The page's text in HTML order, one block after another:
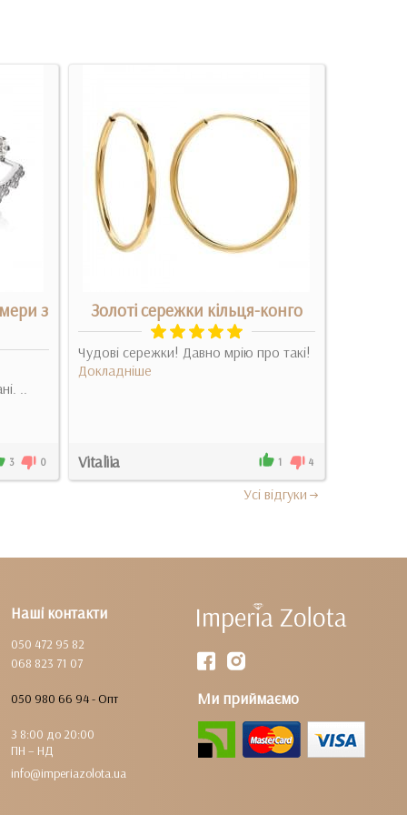
з
..
3 0
Золоті сережки кільця-конго
Чудові сережки! Давно мрію про такі!
Докладніше
Vitaliia 1 4
Усi вiдгуки
Наші контакти
050 472 95 82
068 823 71 07
050 980 66 94 - Опт
З 8:00 до 20:00
ПН – НД
info@imperiazolota.ua
Ми приймаємо